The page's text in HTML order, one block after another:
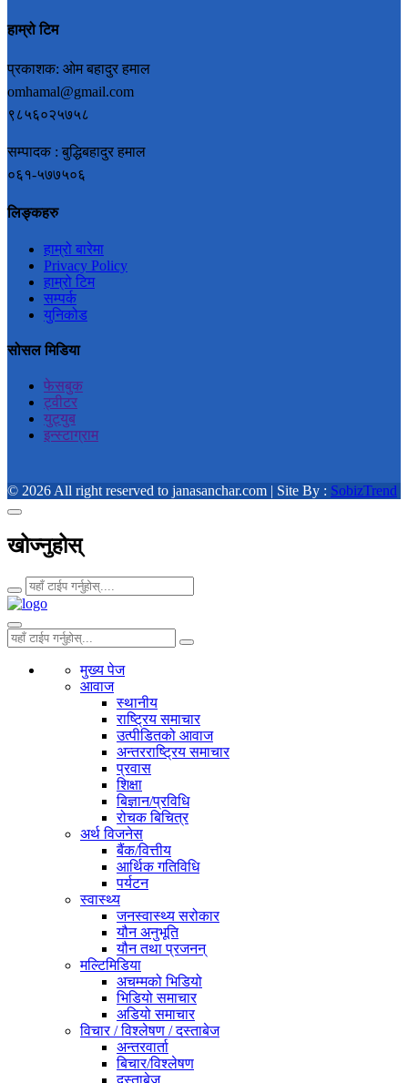
हाम्रो टिम
प्रकाशक: ओम बहादुर हमाल
omhamal@gmail.com
९८५६०२५७५८
सम्पादक : बुद्धिबहादुर हमाल
०६१-५७७५०६
लिङ्कहरु
हाम्रो बारेमा
Privacy Policy
हाम्रो टिम
सम्पर्क
युनिकोड
सोसल मिडिया
फेसबुक
ट्वीटर
युट्युब
इन्स्टाग्राम
© 2026 All right reserved to janasanchar.com | Site By : SobizTrend
खोज्नुहोस्
मुख्य पेज
आवाज
स्थानीय
राष्ट्रिय समाचार
उत्पीडितको आवाज
अन्तरराष्ट्रिय समाचार
प्रवास
शिक्षा
बिज्ञान/प्रविधि
रोचक बिचित्र
अर्थ विजनेस
बैंक/वित्तीय
आर्थिक गतिविधि
पर्यटन
स्वास्थ्य
जनस्वास्थ्य सरोकार
यौन अनुभूति
यौन तथा प्रजनन्
मल्टिमिडिया
अचम्मको भिडियो
भिडियो समाचार
अडियो समाचार
विचार / विश्लेषण / दस्ताबेज
अन्तरवार्ता
बिचार/विश्लेषण
दस्ताबेज